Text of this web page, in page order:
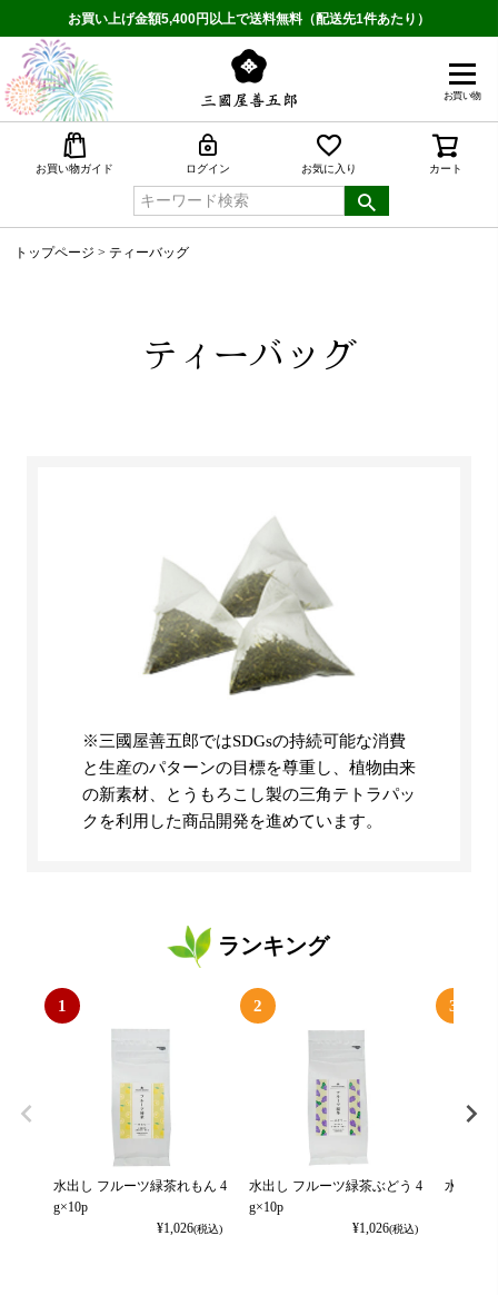
お買い上げ金額5,400円以上で送料無料（配送先1件あたり）
お買い物
お買い物ガイド ログイン お気に入り カート
トップページ ティーバッグ
ティーバッグ
※三國屋善五郎ではSDGsの持続可能な消費
と生産のパターンの目標を尊重し、植物由来
の新素材、とうもろこし製の三角テトラパッ
クを利用した商品開発を進めています。
ランキング
1
水出し フルーツ緑茶れもん 4
g×10p
¥1,026(税込)
2
水出し フルーツ緑茶ぶどう 4
g×10p
¥1,026(税込)
3
水出し